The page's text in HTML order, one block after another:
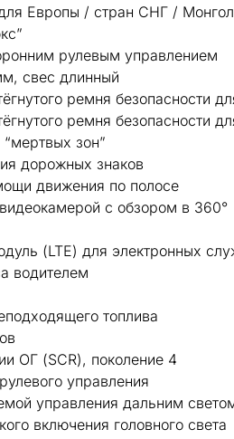
Европы / стран СНГ /
рулевым управлением
свес длинный
ремня безопасности
ремня безопасности
зон”
дорожных знаков
движения по полосе
с обзором в 360°
(LTE) для электронных
водителем
топлива
ОГ (SCR), поколение 4
управления
управления дальним
включения головного света